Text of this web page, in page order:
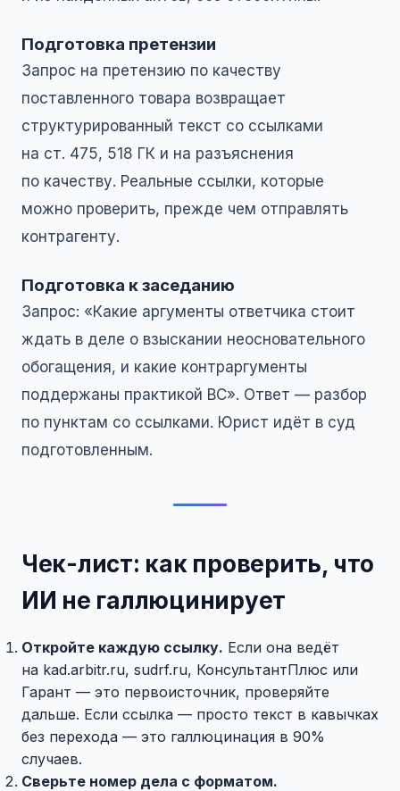
Подготовка претензии
Запрос на претензию по качеству
поставленного товара возвращает
структурированный текст со ссылками
на ст. 475, 518 ГК и на разъяснения
по качеству. Реальные ссылки, которые
можно проверить, прежде чем отправлять
контрагенту.
Подготовка к заседанию
Запрос: «Какие аргументы ответчика стоит
ждать в деле о взыскании неосновательного
обогащения, и какие контраргументы
поддержаны практикой ВС». Ответ — разбор
по пунктам со ссылками. Юрист идёт в суд
подготовленным.
Чек-лист: как проверить, что
ИИ не галлюцинирует
Откройте каждую ссылку. Если она ведёт
на kad.arbitr.ru, sudrf.ru, КонсультантПлюс или
Гарант — это первоисточник, проверяйте
дальше. Если ссылка — просто текст в кавычках
без перехода — это галлюцинация в 90%
случаев.
Сверьте номер дела с форматом.